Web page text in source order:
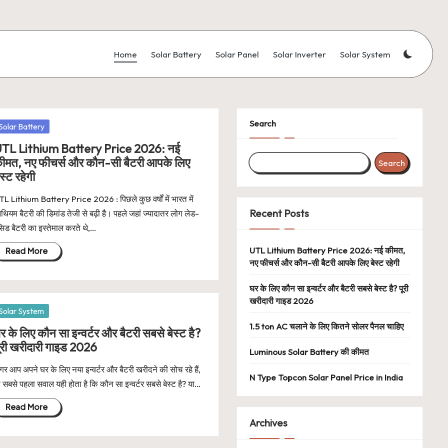
Home Solar Battery Solar Panel Solar Inverter Solar System
Battery
Lithium Battery Price 2026: नई
नए फीचर्स और कौन-सी बैटरी आपके लिए
रहेगी
Lithium Battery Price 2026 : पिछले कुछ वर्षों में भारत में
बैटरी की डिमांड तेजी से बढ़ी है। पहले जहां ज्यादातर लोग लेड-
बैटरी का इस्तेमाल करते थे,…
Read More
System
के लिए कौन सा इन्वर्टर और बैटरी सबसे बेस्ट है?
खरीदारी गाइड 2026
आप अपने घर के लिए नया इन्वर्टर और बैटरी खरीदने की सोच रहे हैं,
सबसे पहला सवाल यही होता है कि कौन सा इन्वर्टर सबसे बेस्ट है? या…
Read More
Search
Search
Recent Posts
UTL Lithium Battery Price 2026: नई कीमत,
नए फीचर्स और कौन-सी बैटरी आपके लिए बेस्ट रहेगी
घर के लिए कौन सा इन्वर्टर और बैटरी सबसे बेस्ट है? पूरी
खरीदारी गाइड 2026
1.5 ton AC चलाने के लिए कितने सोलर पैनल चाहिए
Luminous Solar Battery की कीमत
N Type Topcon Solar Panel Price in India
Archives